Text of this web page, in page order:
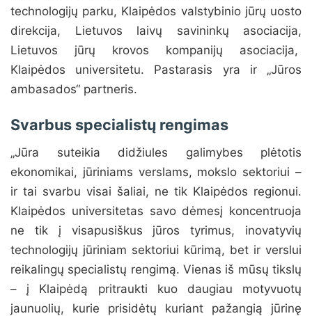
technologijų parku, Klaipėdos valstybinio jūrų uosto
direkcija, Lietuvos laivų savininkų asociacija,
Lietuvos jūrų krovos kompanijų asociacija,
Klaipėdos universitetu. Pastarasis yra ir „Jūros
ambasados“ partneris.
Svarbus specialistų rengimas
„Jūra suteikia didžiules galimybes plėtotis
ekonomikai, jūriniams verslams, mokslo sektoriui –
ir tai svarbu visai šaliai, ne tik Klaipėdos regionui.
Klaipėdos universitetas savo dėmesį koncentruoja
ne tik į visapusiškus jūros tyrimus, inovatyvių
technologijų jūriniam sektoriui kūrimą, bet ir verslui
reikalingų specialistų rengimą. Vienas iš mūsų tikslų
– į Klaipėdą pritraukti kuo daugiau motyvuotų
jaunuolių, kurie prisidėtų kuriant pažangią jūrinę